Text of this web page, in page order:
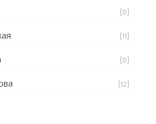
[0]
[11]
[0]
[12]